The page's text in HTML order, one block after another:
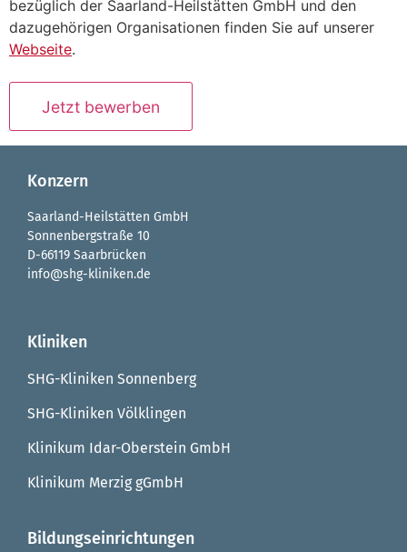
bezüglich der Saarland-Heilstätten GmbH und den
dazugehörigen Organisationen finden Sie auf unserer
Webseite.
Konzern
Saarland-Heilstätten GmbH
Sonnenbergstraße 10
D-66119 Saarbrücken
info@shg-kliniken.de
Kliniken
SHG-Kliniken Sonnenberg
SHG-Kliniken Völklingen
Klinikum Idar-Oberstein GmbH
Klinikum Merzig gGmbH
Bildungseinrichtungen